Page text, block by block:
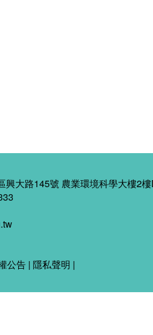
大路145號 農業環境科學大樓2
公告| 隱私聲明 |